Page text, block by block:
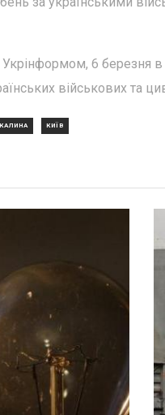
6 березня
військових та
КАЛИНА КИЇВ